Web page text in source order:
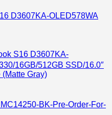
S16 D3607KA-
16GB/512GB SSD/16.0″
Gray)